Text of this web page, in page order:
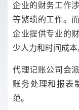
企业的财务工作
等繁琐的工作。
企业提供专业的
少人力和时间成本
代理记账公司会
账务处理和报表
范。